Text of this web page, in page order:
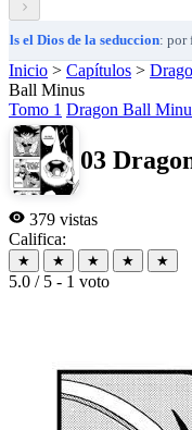
de la seduccion: por fin
Inicio > Capítulos >
Ball Minus
Tomo 1 Dragon Ball
03
379 vistas
Califica:
★ ★ ★ ★ ★
5.0 / 5 - 1 voto